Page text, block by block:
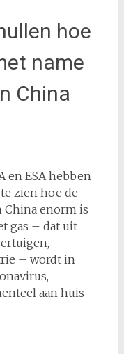
hoe
name
China
en ESA hebben
zien hoe de
enorm is
gas – dat uit
– wordt in
aan huis